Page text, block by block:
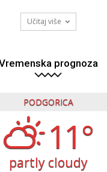
Učitaj više
prognoza
PODGORICA
11°
partly cloudy